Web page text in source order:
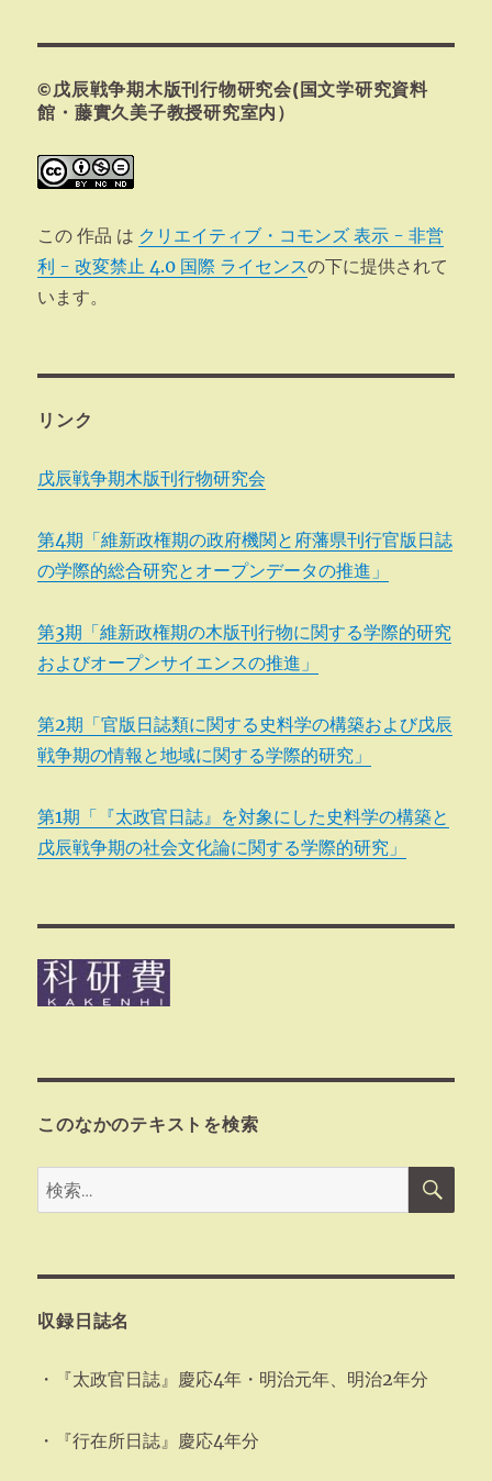
ン
©戊辰戦争期木版刊行物研究会(国文学研究資料
館・藤實久美子教授研究室内）
この 作品 は クリエイティブ・コモンズ 表示 - 非営
利 - 改変禁止 4.0 国際 ライセンスの下に提供されて
います。
リンク
戊辰戦争期木版刊行物研究会
第4期「維新政権期の政府機関と府藩県刊行官版日誌
の学際的総合研究とオープンデータの推進」
第3期「維新政権期の木版刊行物に関する学際的研究
およびオープンサイエンスの推進」
第2期「官版日誌類に関する史料学の構築および戊辰
戦争期の情報と地域に関する学際的研究」
第1期「『太政官日誌』を対象にした史料学の構築と
戊辰戦争期の社会文化論に関する学際的研究」
このなかのテキストを検索
検
索:
検
収録日誌名
・『太政官日誌』慶応4年・明治元年、明治2年分
・『行在所日誌』慶応4年分